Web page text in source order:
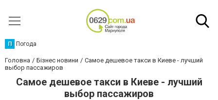
П Погода
Головна Бізнес новини
Самое дешевое такси в Киеве - лучший
выбор пассажиров
Самое дешевое такси в Киеве - лучший
выбор пассажиров